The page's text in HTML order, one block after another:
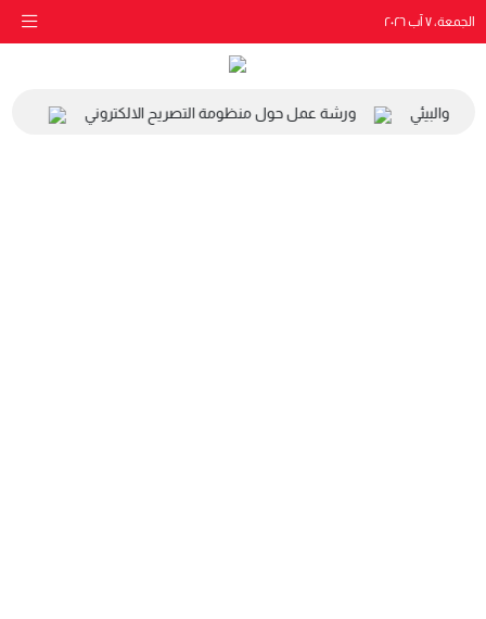
الجمعة، ٧ آب ٢٠٢٦
والبيئي ورشة عمل حول منظومة التصريح الالكتروني